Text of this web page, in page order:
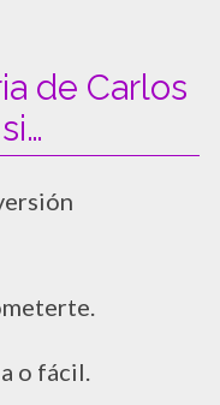
de Carlos
o fácil.